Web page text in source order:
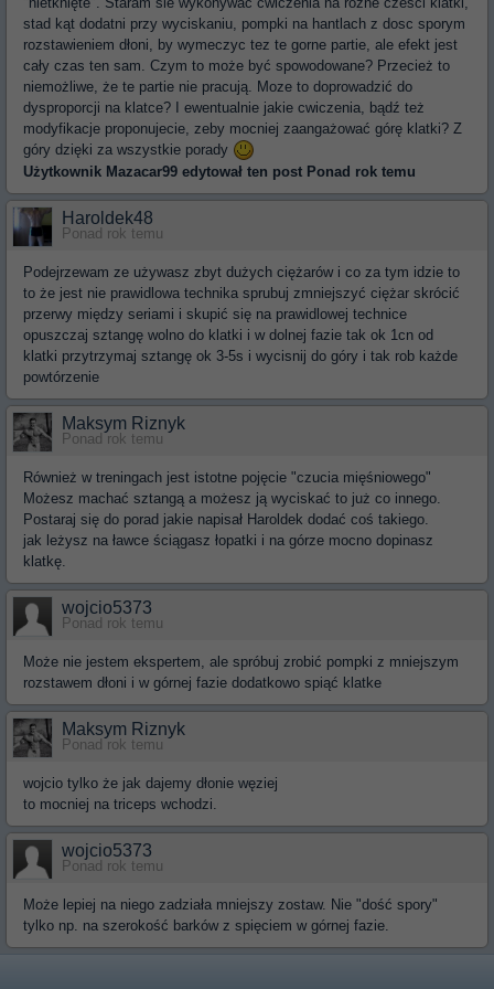
stad kąt dodatni przy wyciskaniu, pompki na hantlach z dosc sporym
rozstawieniem dłoni, by wymeczyc tez te gorne partie, ale efekt jest
cały czas ten sam. Czym to może być spowodowane? Przecież to
niemożliwe, że te partie nie pracują. Moze to doprowadzić do
dysproporcji na klatce? I ewentualnie jakie cwiczenia, bądź też
modyfikacje proponujecie, zeby mocniej zaangażować górę klatki? Z
góry dzięki za wszystkie porady
Użytkownik Mazacar99 edytował ten post Ponad rok temu
Haroldek48
Ponad rok temu
Podejrzewam ze używasz zbyt dużych ciężarów i co za tym idzie to
to że jest nie prawidlowa technika sprubuj zmniejszyć ciężar skrócić
przerwy między seriami i skupić się na prawidlowej technice
opuszczaj sztangę wolno do klatki i w dolnej fazie tak ok 1cn od
klatki przytrzymaj sztangę ok 3-5s i wycisnij do góry i tak rob każde
powtórzenie
Maksym Riznyk
Ponad rok temu
Również w treningach jest istotne pojęcie "czucia mięśniowego"
Możesz machać sztangą a możesz ją wyciskać to już co innego.
Postaraj się do porad jakie napisał Haroldek dodać coś takiego.
jak leżysz na ławce ściągasz łopatki i na górze mocno dopinasz
klatkę.
wojcio5373
Ponad rok temu
Może nie jestem ekspertem, ale spróbuj zrobić pompki z mniejszym
rozstawem dłoni i w górnej fazie dodatkowo spiąć klatke
Maksym Riznyk
Ponad rok temu
wojcio tylko że jak dajemy dłonie węziej
to mocniej na triceps wchodzi.
wojcio5373
Ponad rok temu
Może lepiej na niego zadziała mniejszy zostaw. Nie "dość spory"
tylko np. na szerokość barków z spięciem w górnej fazie.